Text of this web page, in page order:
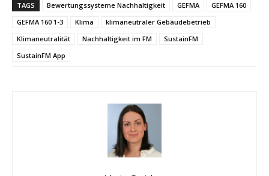
TAGS Bewertungssysteme Nachhaltigkeit GEFMA
GEFMA 160
GEFMA 160 1-3
Klima
klimaneutraler Gebäudebetrieb
Klimaneutralität
Nachhaltigkeit im FM
SustainFM
SustainFM App